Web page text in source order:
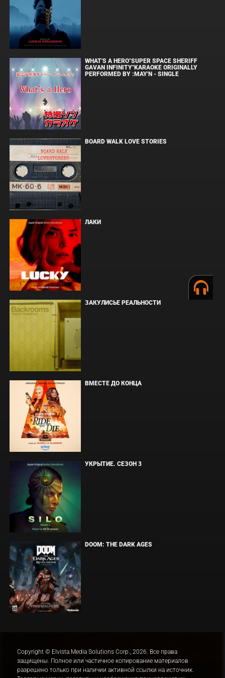
WHAT'S A HERO"SUPER SPACE SHERIFF
GAVAN INFINITY"KARAOKE ORIGINALLY
PERFORMED BY :MAY'N - SINGLE
BOARD WALK LOVE STORIES
ЛАКИ
ЗАКУЛИСЬЕ РЕАЛЬНОСТИ
ВМЕСТЕ ДО КОНЦА
УКРЫТИЕ. СЕЗОН 3
DOOM: THE DARK AGES
Copyright © Elvista Media Solutions Corp., 2026. Все права
защищены. Полное или частичное копирование материалов
разрешено только при наличии активной ссылки на источник.